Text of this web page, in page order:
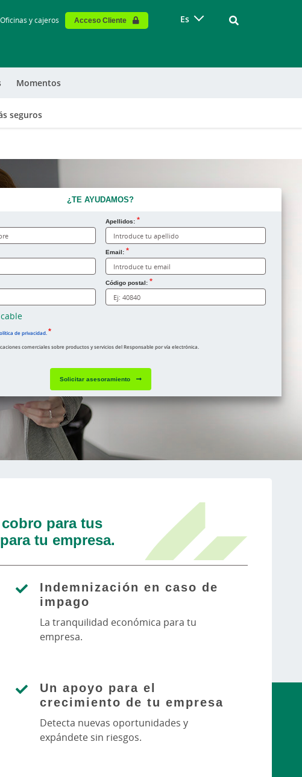
Oficinas y cajeros Acceso Cliente Es Vinculo -
seguros
Momentos
¿TE AYUDAMOS?
Apellidos:
Email:
Código postal:
de privacidad.
comerciales sobre productos y servicios del Responsable por vía electrónica.
Solicitar asesoramiento
para tus
tu empresa.
Indemnización en caso de
impago
La tranquilidad económica para tu
empresa.
Un apoyo para el
crecimiento de tu empresa
Detecta nuevas oportunidades y
expándete sin riesgos.